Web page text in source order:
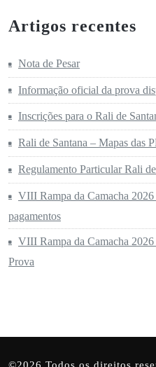
Artigos recentes
Nota de Pesar
Informação oficial da prova
Inscrições para o Rali de
Rali de Santana – Mapas das
Regulamento Particular Rali
VIII Rampa da Camacha
pagamentos
VIII Rampa da Camacha
Prova
©2026 Todos os direitos